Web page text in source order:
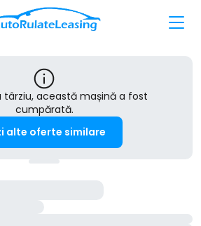
târziu, această mașină a fost
cumpărată.
alte oferte similare